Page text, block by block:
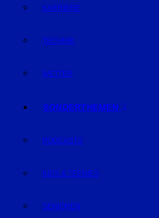
KARRIERE
TECHNIK
WETTER
SONDERTHEMEN
PODCASTS
KIDS & TEENIES
SENIOREN